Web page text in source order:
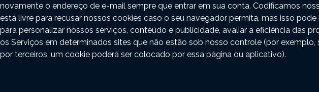
novamente o endereço de e-mail sempre que entrar em sua conta. Codificamos
está livre para recusar nossos cookies caso o seu navegador permita, mas isso
para personalizar nossos serviços, conteúdo e publicidade, avaliar a eficiência das
os Serviços em determinados sites que não estão sob nosso controle (por
por terceiros, um cookie poderá ser colocado por essa página ou aplicativo).